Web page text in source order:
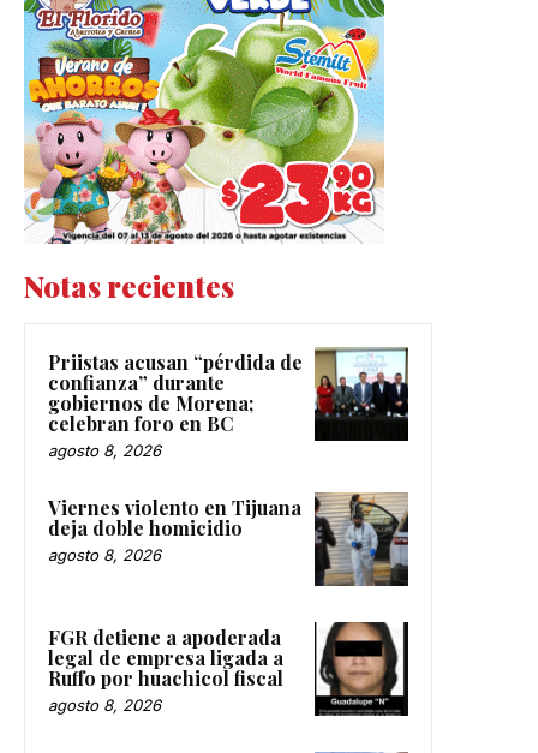
Notas recientes
Priistas acusan “pérdida de
confianza” durante
gobiernos de Morena;
celebran foro en BC
agosto 8, 2026
Viernes violento en Tijuana
deja doble homicidio
agosto 8, 2026
FGR detiene a apoderada
legal de empresa ligada a
Ruffo por huachicol fiscal
agosto 8, 2026